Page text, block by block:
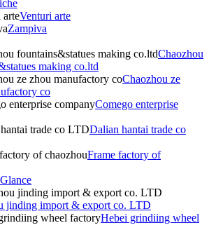
Venturi arte
Zampiva
Chaozhou
making co.ltd
Chaozhou ze
co
Comego enterprise
Dalian hantai trade co
Frame factory of
Glance
jinding import & export co. LTD
Hebei grindiing wheel